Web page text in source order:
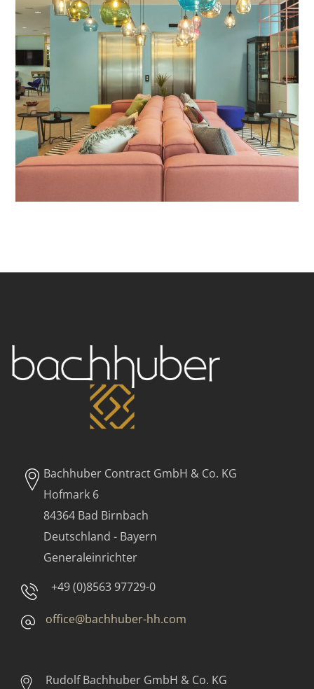
CONTEMPORARY
Bachhuber Contract GmbH & Co. KG
Hofmark 6
84364 Bad Birnbach
Deutschland - Bayern
Generaleinrichter
+49 (0)8563 97729-0
office@bachhuber-hh.com
Rudolf Bachhuber GmbH & Co. KG